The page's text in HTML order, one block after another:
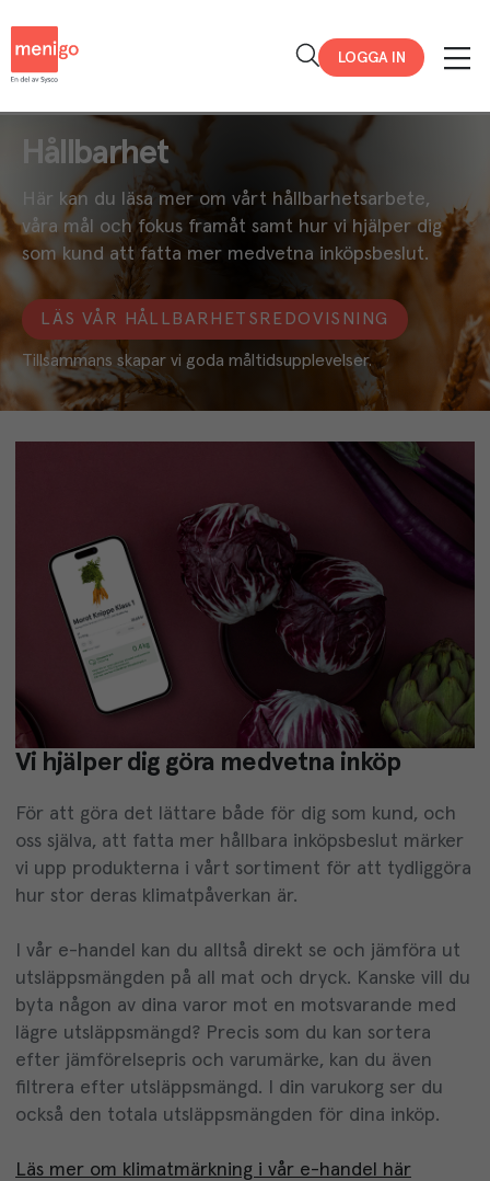
LOGGA IN
Hållbarhet
Här kan du läsa mer om vårt hållbarhetsarbete,
våra mål och fokus framåt samt hur vi hjälper dig
som kund att fatta mer medvetna inköpsbeslut.
LÄS VÅR HÅLLBARHETSREDOVISNING
Tillsammans skapar vi goda måltidsupplevelser.
Vi hjälper dig göra medvetna inköp
För att göra det lättare både för dig som kund, och
oss själva, att fatta mer hållbara inköpsbeslut märker
vi upp produkterna i vårt sortiment för att tydliggöra
hur stor deras klimatpåverkan är.
I vår e-handel kan du alltså direkt se och jämföra ut
utsläppsmängden på all mat och dryck. Kanske vill du
byta någon av dina varor mot en motsvarande med
lägre utsläppsmängd? Precis som du kan sortera
efter jämförelsepris och varumärke, kan du även
filtrera efter utsläppsmängd. I din varukorg ser du
också den totala utsläppsmängden för dina inköp.
Läs mer om klimatmärkning i vår e-handel här